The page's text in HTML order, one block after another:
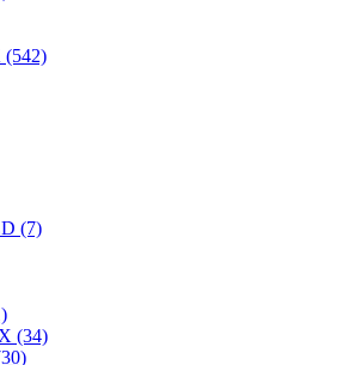
(542)
(7)
(34)